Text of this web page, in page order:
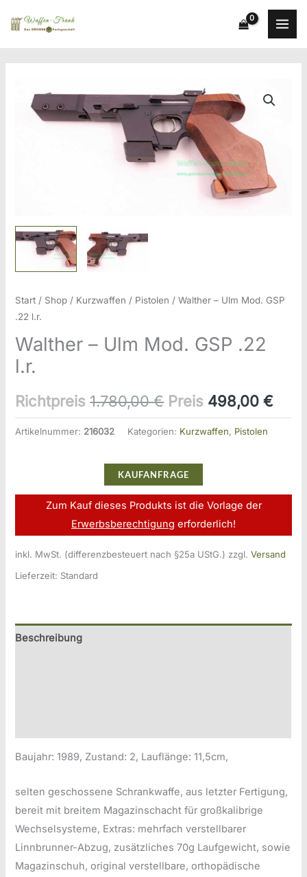
Inhalt
Start / Shop / Kurzwaffen / Pistolen / Walther – Ulm Mod. GSP
.22 l.r.
Walther – Ulm Mod. GSP .22
l.r.
Richtpreis 1.780,00€ Ursprünglicher
Preis
1.780,00 €
Preis 498,00€
Artikelnummer: 216032 Kategorien: Kurzwaffen, Pistolen
KAUFANFRAGE
Zum Kauf dieses Produkts ist die Vorlage der
Erwerbsberechtigung erforderlich!
inkl. MwSt. (differenzbesteuert nach §25a UStG.) zzgl.Versand
Lieferzeit: Standard
Beschreibung
Baujahr: 1989, Zustand: 2, Lauflänge: 11,5cm,
selten geschossene Schrankwaffe, aus letzter Fertigung,
bereit mit breitem Magazinschacht für großkalibrige
Wechselsysteme, Extras: mehrfach verstellbarer
Linnbrunner-Abzug, zusätzliches 70g Laufgewicht, sowie
Magazinschuh, original verstellbare, orthopädische